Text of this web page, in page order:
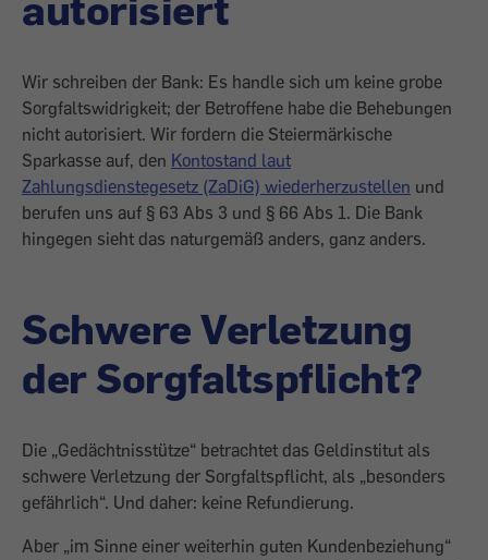
Wir schreiben der Bank: Es handle sich um keine grobe
Sorgfaltswidrigkeit; der Betroffene habe die Behebungen
nicht autorisiert. Wir fordern die Steiermärkische
Sparkasse auf, den Kontostand laut
Zahlungsdienstegesetz (ZaDiG) wiederherzustellen und
berufen uns auf § 63 Abs 3 und § 66 Abs 1. Die Bank
hingegen sieht das naturgemäß anders, ganz anders.
Schwere Verletzung
der Sorgfaltspflicht?
Die „Gedächtnisstütze“ betrachtet das Geldinstitut als
schwere Verletzung der Sorgfaltspflicht, als „besonders
gefährlich“. Und daher: keine Refundierung.
Aber „im Sinne einer weiterhin guten Kundenbeziehung“